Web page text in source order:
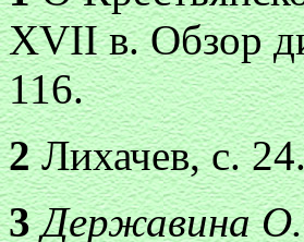
XVII в. Обзор
116.
2Лихачев, с.
3 Державина